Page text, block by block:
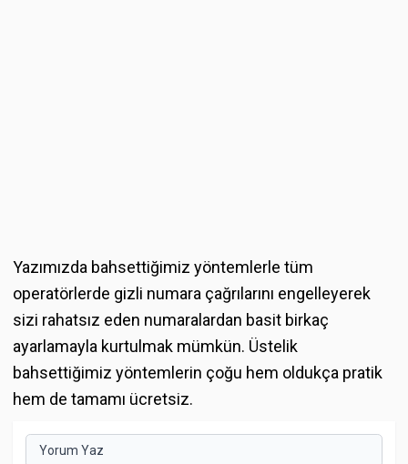
Yazımızda bahsettiğimiz yöntemlerle tüm
operatörlerde gizli numara çağrılarını engelleyerek
sizi rahatsız eden numaralardan basit birkaç
ayarlamayla kurtulmak mümkün. Üstelik
bahsettiğimiz yöntemlerin çoğu hem oldukça pratik
hem de tamamı ücretsiz.
Yorum Yaz